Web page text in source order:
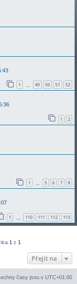
1 49 50 51 52
1 2
1 5 6 7 8
1 110 111 112 113
1 z 1
Přejít na
časy jsou v UTC+01:00